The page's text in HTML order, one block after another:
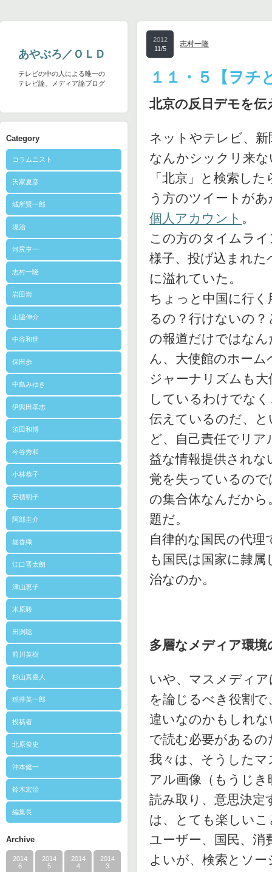
あやぶろ／ＯＬＤ
テレビの中の人による唯一の
テレビ論、メディア論ブログ
Category
コラムニスト
氏家夏彦
城所賢一郎
境治
河尻亨一
志村一隆
岩田崇
山脇伸介
中谷和世
保田歩
中島みゆき
伊與田孝志
須田和博
今谷秀和
小林恭子
安積明子
阿部圭介
堀香織
江口晋太朗
津山恵子
木原毅
田渕聡
前川英樹
杉山真喜人
稲井英一郎
投稿者
北原俊史
沖本健一
鈴木宏治
編集長
Archive
2014
6
2014
5
2014
4
2014
3
2012
11/5
志村一隆
１１・５【ヲチ
北京の反日デモを
ネットやテレビ、
なんかシックリ来
「北京」と検索し
う方のツイートが
個人アカウント 。
この方のタイムラ
様子、投げ込まれ
に溢れていた。
ちょっと中国に行
るの？行けないの
の報道だけではな
ん、大使館のホーム
ジャーナリズムも
しているわけでな
伝えているのだ、
ど、自己責任でリ
益な情報提供され
覚を失っているの
の集合体なんだか
題だ。
自律的な国民の代
も国民は国家に隷
治なのか。
多層なメディア環境
いや、マスメディ
を論じるべき役割
違いなのかもしれ
で読む必要があるの
我々は、そうした
アル画像（もうじ
読み取り、意思決定
は、とても楽しいこ
ユーザー、国民、消
よいが、検索とソ